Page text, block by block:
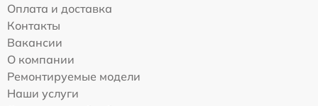
Оплата и доставка
Контакты
Вакансии
О компании
Ремонтируемые модели
Наши услуги